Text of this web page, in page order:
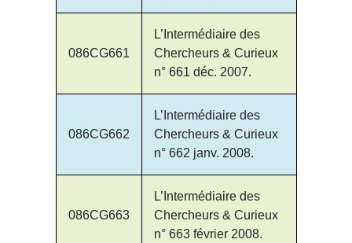
086CG661
L’Intermédiaire des
Chercheurs & Curieux
n° 661 déc. 2007.
086CG662
L’Intermédiaire des
Chercheurs & Curieux
n° 662 janv. 2008.
086CG663
L’Intermédiaire des
Chercheurs & Curieux
n° 663 février 2008.